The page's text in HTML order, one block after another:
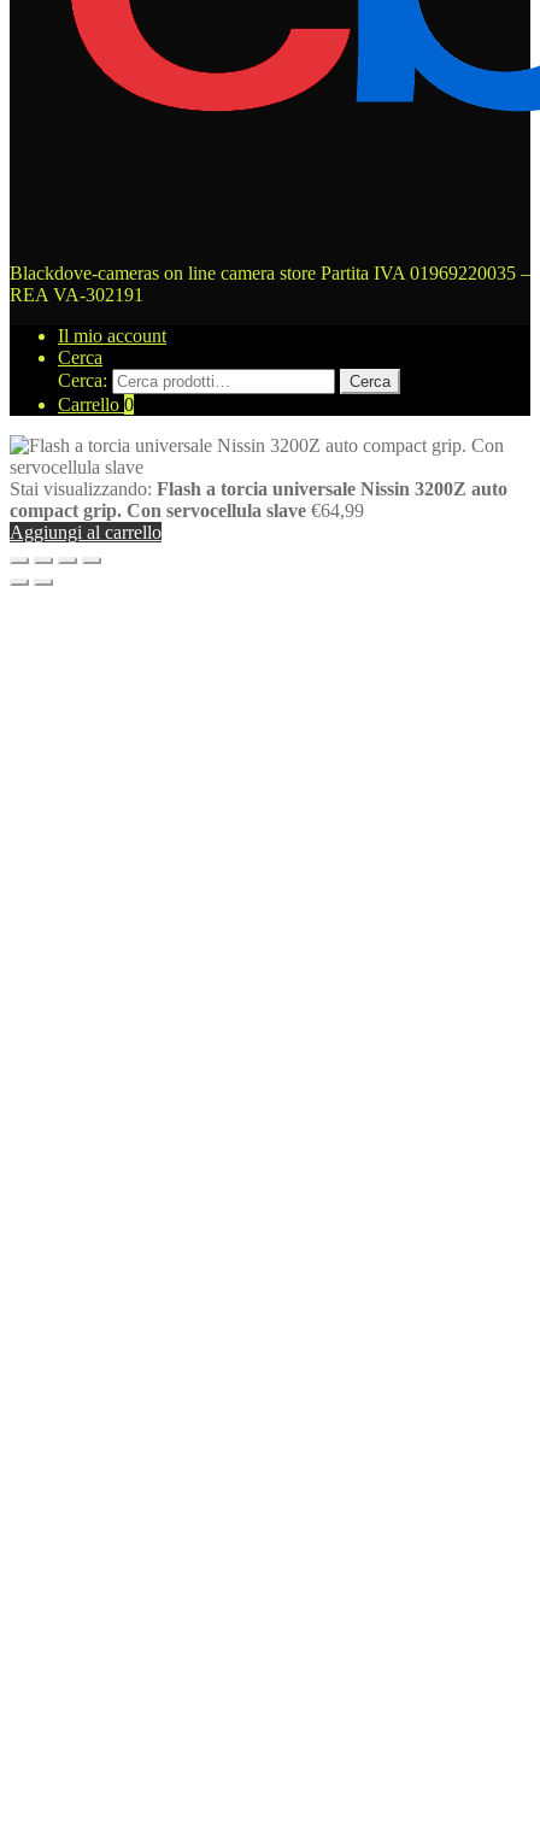
Blackdove-cameras on line camera store Partita IVA 01969220035 –
REA VA-302191
Il mio account
Cerca
Cerca:
Cerca
Carrello 0
Stai visualizzando: Flash a torcia universale Nissin 3200Z auto
compact grip. Con servocellula slave €64,99
Aggiungi al carrello